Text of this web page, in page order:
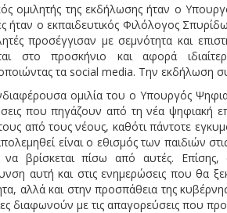
ομιλητής της εκδήλωσης ήταν ο
ήταν ο εκπαιδευτικός Φιλόλογος
προσέγγισαν με σεμνότητα και
στο προσκήνιο και αφορά
τα social media. Την εκδήλωση
ομιλία του ο Υπουργός
που πηγάζουν από τη νέα ψηφιακή
από τους νέους, καθότι πάντοτε
είναι ο εθισμός των παιδιών
να βρίσκεται πίσω από αυτές.
αυτή και στις ενημερώσεις που θα
αλλά και στην προσπάθεια της
διαφωνούν με τις απαγορεύσεις που